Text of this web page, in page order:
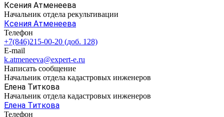
Ксения Атменеева
Начальник отдела рекультивации
Ксения Атменеева
Телефон
+7(846)215-00-20 (доб. 128)
E-mail
k.atmeneeva@expert-e.ru
Написать сообщение
Начальник отдела кадастровых инженеров
Елена Титкова
Начальник отдела кадастровых инженеров
Елена Титкова
Телефон